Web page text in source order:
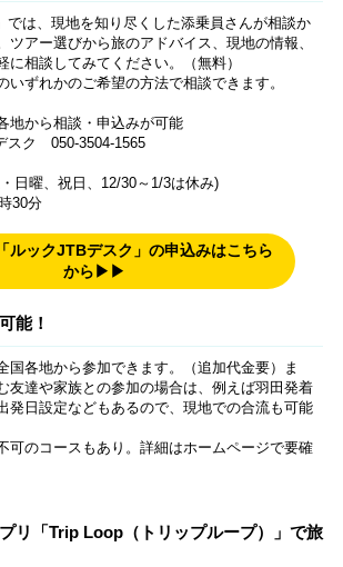
では、現地を知り尽くした添乗員さんが相談か
ツアー選びから旅のアドバイス、現地の情報、
に相談してみてください。（無料）
ずれかのご希望の方法で相談できます。
地から相談・申込みが可能
スク 050-3504-1565
日曜、祝日、12/30～1/3は休み)
30分
ルックJTBデスク」の申込みはこちら
から▶▶
能！
国各地から参加できます。（追加代金要）ま
友達や家族との参加の場合は、例えば羽田発着
発日設定などもあるので、現地での合流も可能
可のコースもあり。詳細はホームページで要確
リ「Trip Loop（トリップループ）」で旅